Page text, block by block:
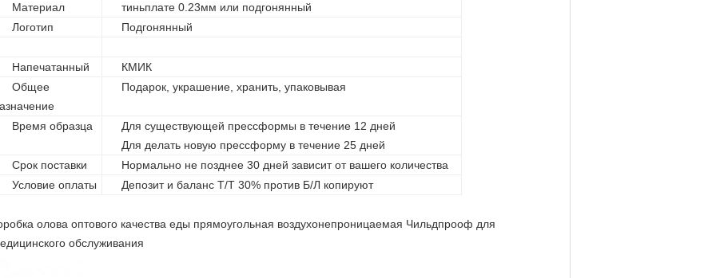
Материал
тиньплате 0.23мм или подгонянный
Логотип
Подгонянный
Напечатанный
КМИК
Общее
Подарок, украшение, хранить, упаковывая
Время образца
Для существующей прессформы в течение 12 дней
Для делать новую прессформу в течение 25 дней
Срок поставки
Нормально не позднее 30 дней зависит от вашего количества
Условие оплаты
Депозит и баланс Т/Т 30% против Б/Л копируют
олова оптового качества еды прямоугольная воздухонепроницаемая Чильдпрооф для
обслуживания